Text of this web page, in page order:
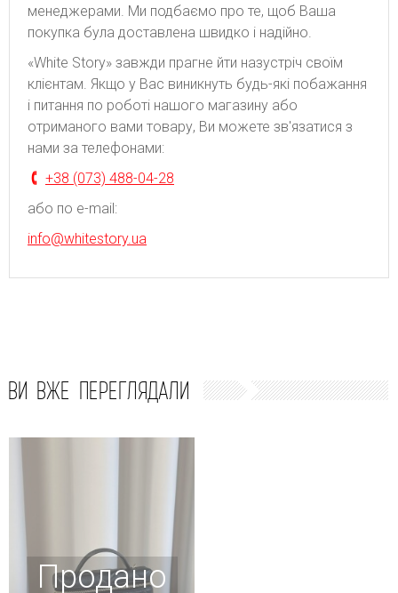
менеджерами. Ми подбаємо про те, щоб Ваша
покупка була доставлена швидко і надійно.
«White Story» завжди прагне йти назустріч своїм
клієнтам. Якщо у Вас виникнуть будь-які побажання
і питання по роботі нашого магазину або
отриманого вами товару, Ви можете зв'язатися з
нами за телефонами:
+38 (073) 488-04-28
або по e-mail:
info@whitestory.ua
ВИ ВЖЕ ПЕРЕГЛЯДАЛИ
Продано